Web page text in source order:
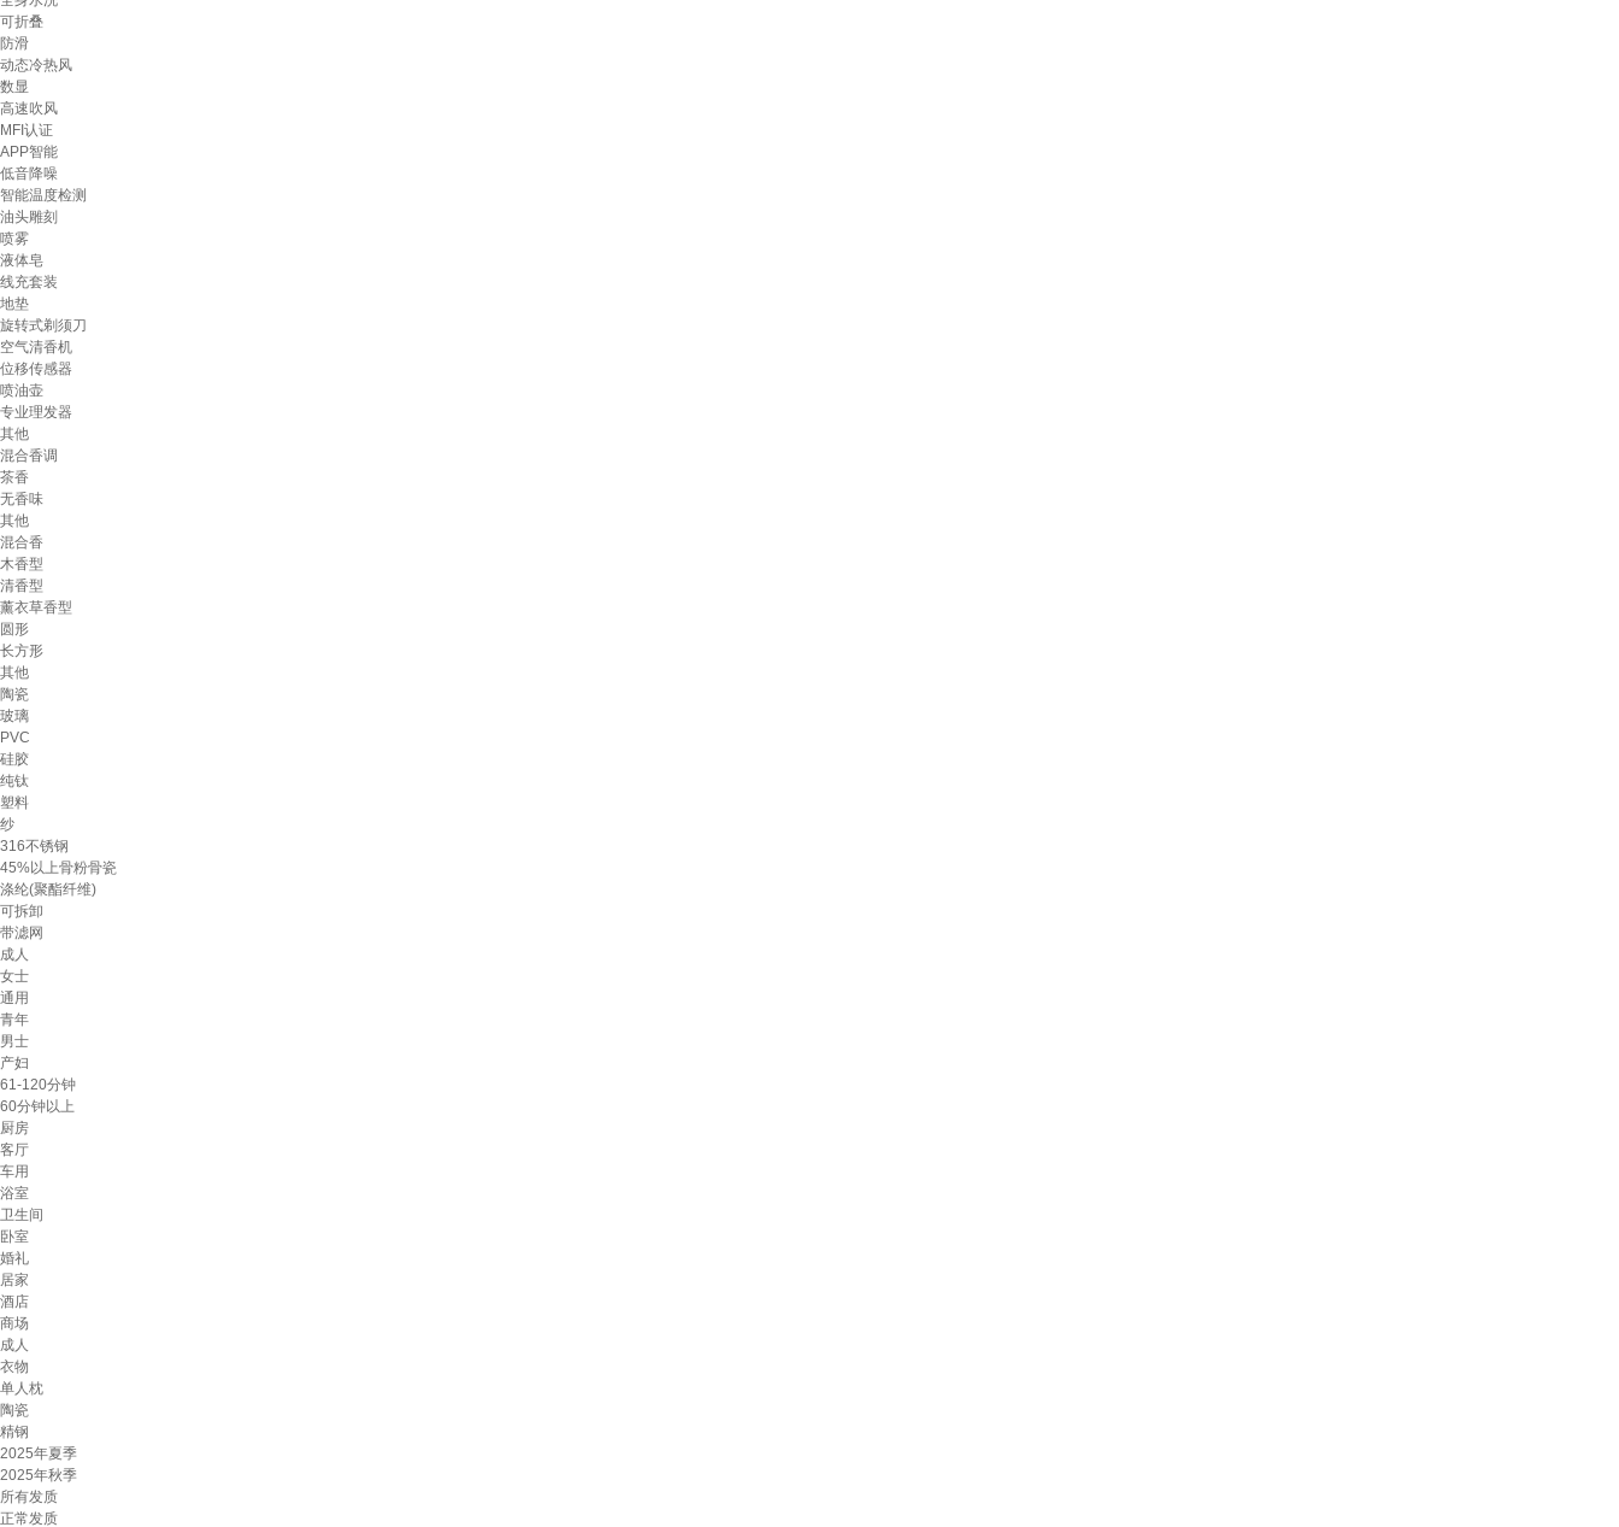
可折叠
防滑
动态冷热风
数显
高速吹风
MFI认证
APP智能
低音降噪
智能温度检测
油头雕刻
喷雾
液体皂
线充套装
地垫
旋转式剃须刀
空气清香机
位移传感器
喷油壶
专业理发器
其他
混合香调
茶香
无香味
其他
混合香
木香型
清香型
薰衣草香型
圆形
长方形
其他
陶瓷
玻璃
PVC
硅胶
纯钛
塑料
纱
316不锈钢
45%以上骨粉骨瓷
涤纶(聚酯纤维)
可拆卸
带滤网
成人
女士
通用
青年
男士
产妇
61-120分钟
60分钟以上
厨房
客厅
车用
浴室
卫生间
卧室
婚礼
居家
酒店
商场
成人
衣物
单人枕
陶瓷
精钢
2025年夏季
2025年秋季
所有发质
正常发质